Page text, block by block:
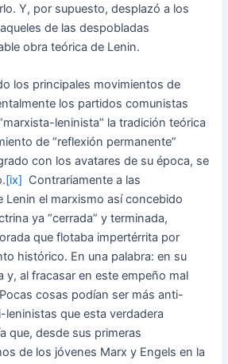
Y, por supuesto, desplazó a los
de las despobladas
obra teórica de Lenin.
los principales movimientos de
los partidos comunistas
leninista” la tradición teórica
de “reflexión permanente”
con los avatares de su época, se
[ix] Contrariamente a las
Lenin el marxismo así concebido
ya “cerrada” y terminada,
que flotaba impertérrita por
histórico. En una palabra: en su
y, al fracasar en este empeño mal
Pocas cosas podían ser más anti-
que esta verdadera
que, desde sus primeras
de los jóvenes Marx y Engels en la